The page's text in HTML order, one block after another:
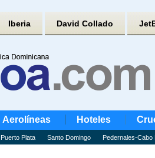
Iberia David Collado
Aerolíneas Hoteles
Puerto Plata Santo Domingo Pedernales-Cabo